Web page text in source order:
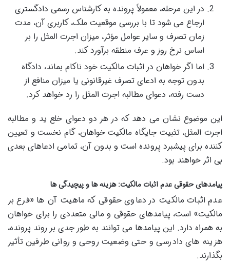
در این مرحله، معمولاً پرونده به کارشناس رسمی دادگستری
ارجاع می شود تا با بررسی موقعیت ملک، کاربری آن، مدت
زمان تصرف و سایر عوامل مؤثر، میزان اجرت المثل را بر
اساس نرخ روز و عرف منطقه برآورد کند.
اما اگر خواهان در اثبات مالکیت خود ناکام بماند، دادگاه
بدون توجه به ادعای تصرف غیرقانونی یا میزان منافع از
دست رفته، دعوای مطالبه اجرت المثل را رد خواهد کرد.
این موضوع نشان می دهد که در هر دو دعوای خلع ید و مطالبه
اجرت المثل، تثبیت جایگاه مالکیت خواهان، گام نخست و تعیین
کننده برای پیشبرد پرونده است و بدون آن، تمامی ادعاهای بعدی
بی اثر خواهند بود.
پیامدهای حقوقی عدم اثبات مالکیت: هزینه ها و پیچیدگی ها
عدم اثبات مالکیت در دعاوی حقوقی که ماهیت آن ها «فرع بر
مالکیت» است، پیامدهای حقوقی و مالی متعددی را برای خواهان
به همراه دارد. این پیامدها می توانند به طور جدی بر روند پرونده،
هزینه های دادرسی و حتی وضعیت روحی و روانی طرفین تأثیر
بگذارند.